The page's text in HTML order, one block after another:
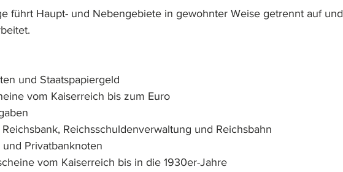
führt Haupt- und Nebengebiete in gewohnter Weise getrennt auf und
und Staatspapiergeld
vom Kaiserreich bis zum Euro
Reichsschuldenverwaltung und Reichsbahn
Privatbanknoten
vom Kaiserreich bis in die 1930er-Jahre